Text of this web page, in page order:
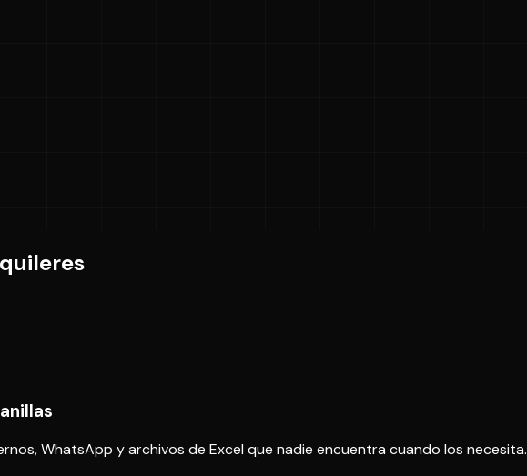
WhatsApp y archivos de Excel que nadie encuentra cuando los necesita.